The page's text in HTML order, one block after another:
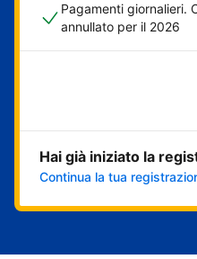
Pagamenti giornalieri.
annullato per il 2026
Inizia
Hai già iniziato la
Continua la tua